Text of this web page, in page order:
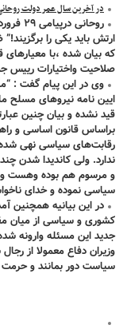
در آخرین سال عمر دولت
ارتش باید یکی را
که بیان شده ،با
صلاحیت واختیارات رییس
وی در این پیام گفت :
ایین نامه نیروهای
قید نشده و بیان چنین
براساس قانون اساسی و
رقابت‌های سیاسی نهی شده
ندارد. ولی کاندیدا شدن
و مرسوم هم بوده وهست
سیاسی نموده و خدای
در این بیانیه همچنین
کشوری و سیاسی از میان
جدید این مسئله وارونه
وزیران دفاع معمولا از
سیاست دور بمانند و